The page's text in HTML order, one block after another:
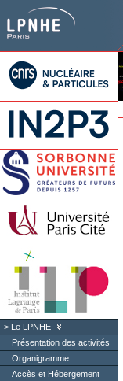
Le LPNHE
Présentation des activités
Organigramme
Accès et Hébergement